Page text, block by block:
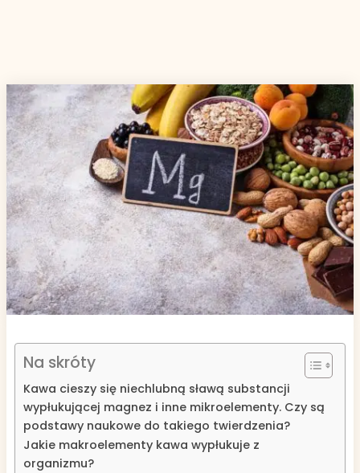
Na skróty
Kawa cieszy się niechlubną sławą substancji
wypłukującej magnez i inne mikroelementy. Czy są
podstawy naukowe do takiego twierdzenia?
Jakie makroelementy kawa wypłukuje z
organizmu?